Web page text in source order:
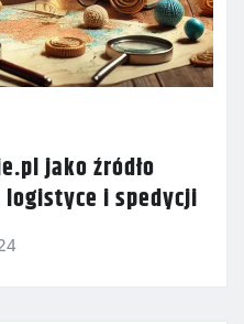
jako źródło
logistyce i spedycji